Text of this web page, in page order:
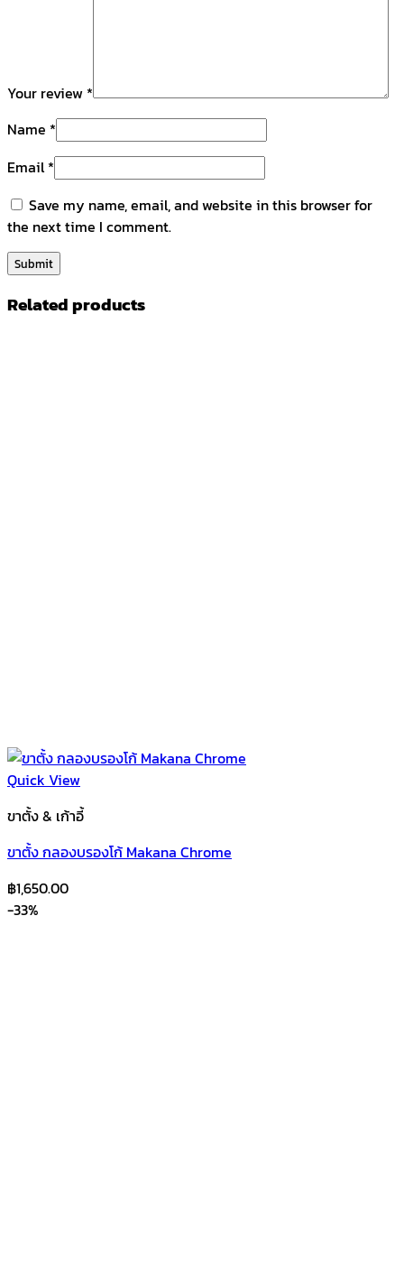
Your review *
Name *
Email*
Save my name, email, and website in this browser for
the next time I comment.
Related products
Quick View
ขาตั้ง & เก้าอี้
ขาตั้ง กลองบรองโก้ Makana Chrome
฿1,650.00
-33%